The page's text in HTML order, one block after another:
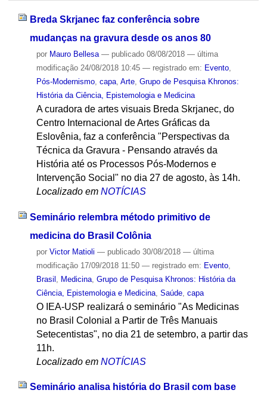
Breda Skrjanec faz conferência sobre
mudanças na gravura desde os anos 80
por Mauro Bellesa — publicado08/08/2018 — última
modificação24/08/2018 10:45 — registrado em: Evento,
Pós-Modernismo, capa, Arte, Grupo de Pesquisa Khronos:
História da Ciência, Epistemologia e Medicina
A curadora de artes visuais Breda Skrjanec, do
Centro Internacional de Artes Gráficas da
Eslovênia, faz a conferência "Perspectivas da
Técnica da Gravura - Pensando através da
História até os Processos Pós-Modernos e
Intervenção Social" no dia 27 de agosto, às 14h.
Localizado em NOTÍCIAS
Seminário relembra método primitivo de
medicina do Brasil Colônia
por Victor Matioli — publicado30/08/2018 — última
modificação17/09/2018 11:50 — registrado em: Evento,
Brasil
Medicina, Grupo de Pesquisa Khronos: História da
Ciência, Epistemologia e Medicina, Saúde, capa
O IEA-USP realizará o seminário "As Medicinas
no Brasil Colonial a Partir de Três Manuais
Setecentistas", no dia 21 de setembro, a partir das
11h.
Localizado em NOTÍCIAS
Seminário analisa história do Brasil com base